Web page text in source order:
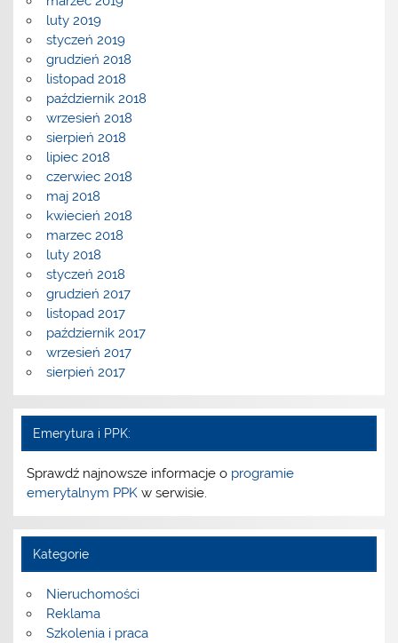
luty 2019
styczeń 2019
grudzień 2018
listopad 2018
październik 2018
wrzesień 2018
sierpień 2018
lipiec 2018
czerwiec 2018
maj 2018
kwiecień 2018
marzec 2018
luty 2018
styczeń 2018
grudzień 2017
listopad 2017
październik 2017
wrzesień 2017
sierpień 2017
Emerytura i PPK:
Sprawdź najnowsze informacje o programie
emerytalnym PPK w serwisie.
Kategorie
Nieruchomości
Reklama
Szkolenia i praca